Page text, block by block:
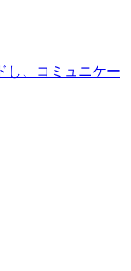
し、コミュニケー